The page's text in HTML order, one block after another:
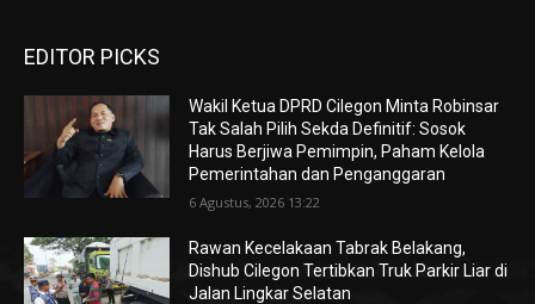
EDITOR PICKS
Wakil Ketua DPRD Cilegon Minta Robinsar
Tak Salah Pilih Sekda Definitif: Sosok
Harus Berjiwa Pemimpin, Paham Kelola
Pemerintahan dan Penganggaran
6 Agustus, 2026 13:22
Rawan Kecelakaan Tabrak Belakang,
Dishub Cilegon Tertibkan Truk Parkir Liar di
Jalan Lingkar Selatan